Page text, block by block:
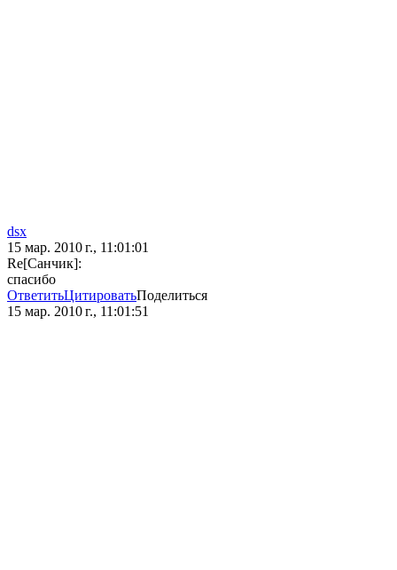
dsx
15 мар. 2010 г., 11:01:01
Re[Санчик]:
спасибо
ОтветитьЦитироватьПоделиться
15 мар. 2010 г., 11:01:51